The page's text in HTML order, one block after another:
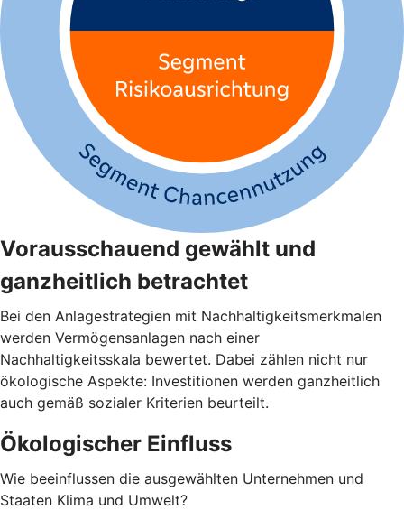
Vorausschauend gewählt und
ganzheitlich betrachtet
Bei den Anlagestrategien mit Nachhaltigkeitsmerkmalen
werden Vermögensanlagen nach einer
Nachhaltigkeitsskala bewertet. Dabei zählen nicht nur
ökologische Aspekte: Investitionen werden ganzheitlich
auch gemäß sozialer Kriterien beurteilt.
Ökologischer Einfluss
Wie beeinflussen die ausgewählten Unternehmen und
Staaten Klima und Umwelt?